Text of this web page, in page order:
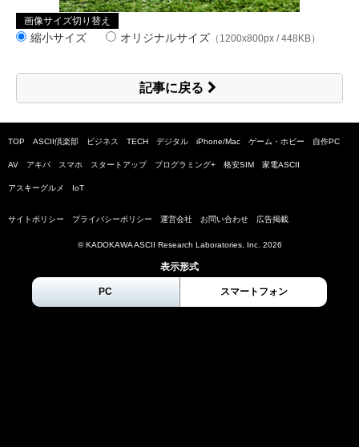
画像サイズ切り替え
縮小サイズ オリジナルサイズ （1200x800px / 448KB）
記事に戻る
TOP ASCII倶楽部 ビジネス TECH デジタル iPhone/Mac ゲーム・ホビー 自作PC
AV アキバ スマホ スタートアップ プログラミング+ 格安SIM 家電ASCII
アスキーグルメ IoT
サイトポリシー プライバシーポリシー 運営会社 お問い合わせ 広告掲載
© KADOKAWA ASCII Research Laboratories, Inc. 2026
表示形式
PC スマートフォン